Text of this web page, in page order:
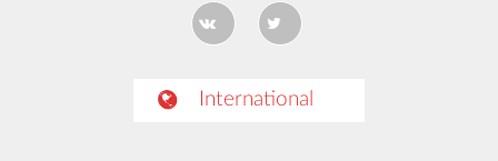
International